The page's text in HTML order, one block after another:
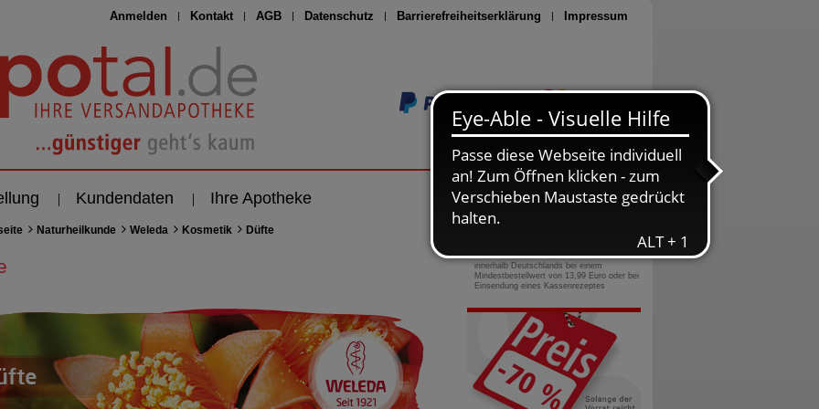
Anmelden Kontakt AGB Datenschutz Barrierefreiheitserklärung Impressum
Seite drucken
Kundendaten Ihre Apotheke
Naturheilkunde Weleda Kosmetik Düfte
0800-10 11 422
gebührenfreie Rufnummer
innerhalb Deutschlands bei einem
Mindestbestellwert von 13,99 Euro oder bei
Einsendung eines Kassenrezeptes